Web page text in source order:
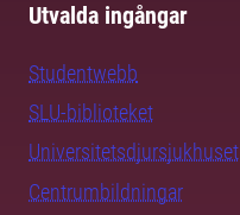
Utvalda ingångar
Studentwebb
SLU-biblioteket
Universitetsdjursjukhuset
Centrumbildningar